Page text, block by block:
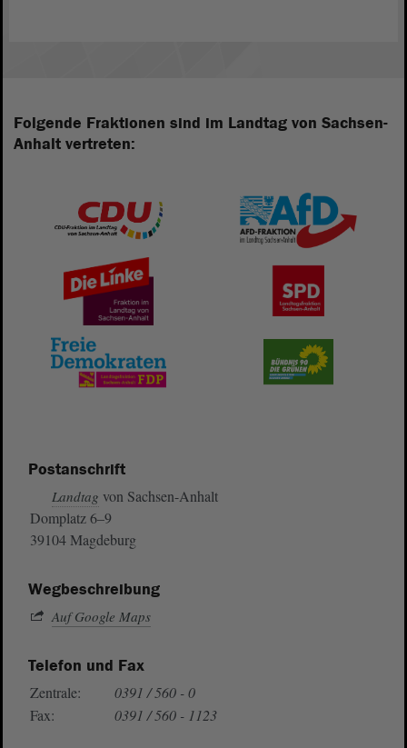
Folgende Fraktionen sind im Landtag von Sachsen-
Anhalt vertreten:
Postanschrift
Landtag von Sachsen-Anhalt
Domplatz 6–9
39104 Magdeburg
Wegbeschreibung
Auf Google Maps
Telefon und Fax
Zentrale:
0391 / 560 - 0
Fax:
0391 / 560 - 1123